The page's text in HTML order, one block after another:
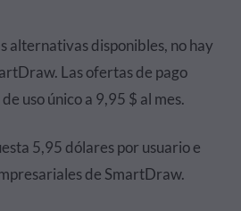
alternativas disponibles, no hay
Las ofertas de pago
uso único a 9,95 $ al mes.
5,95 dólares por usuario e
de SmartDraw.